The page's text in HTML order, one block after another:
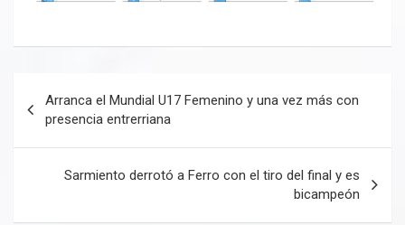
de
entradas
Arranca el Mundial U17 Femenino y una vez más con
presencia entrerriana
Sarmiento derrotó a Ferro con el tiro del final y es
bicampeón